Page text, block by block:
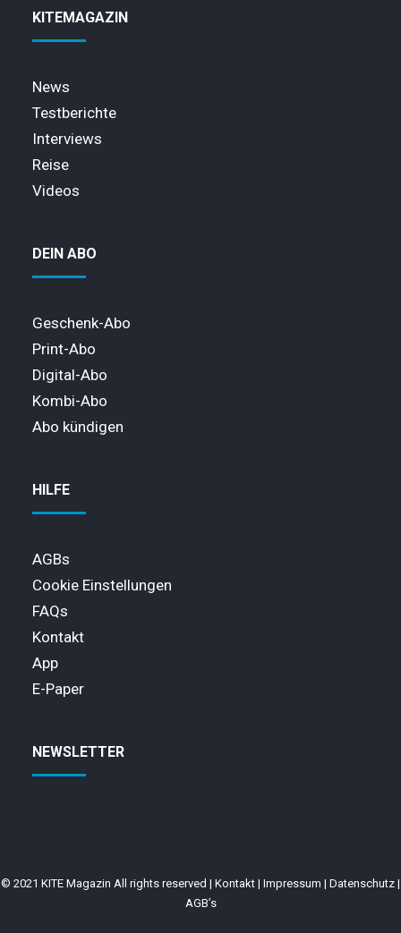
KITEMAGAZIN
News
Testberichte
Interviews
Reise
Videos
DEIN ABO
Geschenk-Abo
Print-Abo
Digital-Abo
Kombi-Abo
Abo kündigen
HILFE
AGBs
Cookie Einstellungen
FAQs
Kontakt
App
E-Paper
NEWSLETTER
© 2021 KITE Magazin All rights reserved | Kontakt | Impressum | Datenschutz |
AGB’s